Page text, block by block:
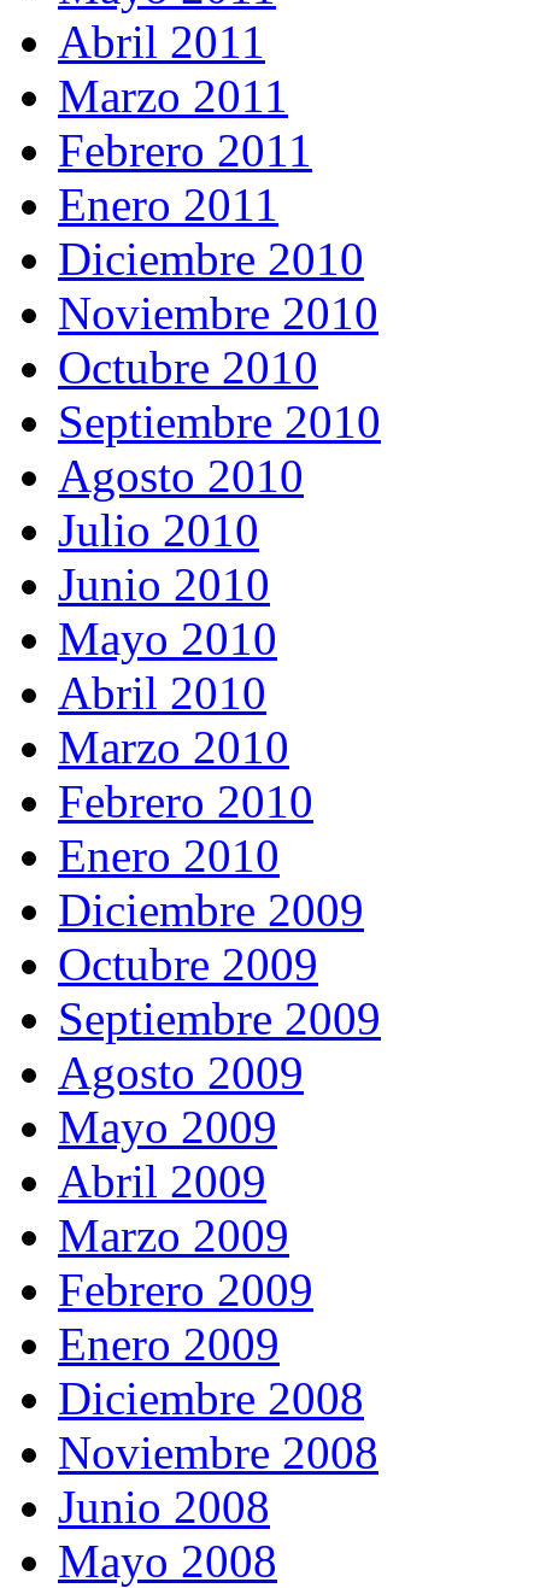
Abril 2011
Marzo 2011
Febrero 2011
Enero 2011
Diciembre 2010
Noviembre 2010
Octubre 2010
Septiembre 2010
Agosto 2010
Julio 2010
Junio 2010
Mayo 2010
Abril 2010
Marzo 2010
Febrero 2010
Enero 2010
Diciembre 2009
Octubre 2009
Septiembre 2009
Agosto 2009
Mayo 2009
Abril 2009
Marzo 2009
Febrero 2009
Enero 2009
Diciembre 2008
Noviembre 2008
Junio 2008
Mayo 2008